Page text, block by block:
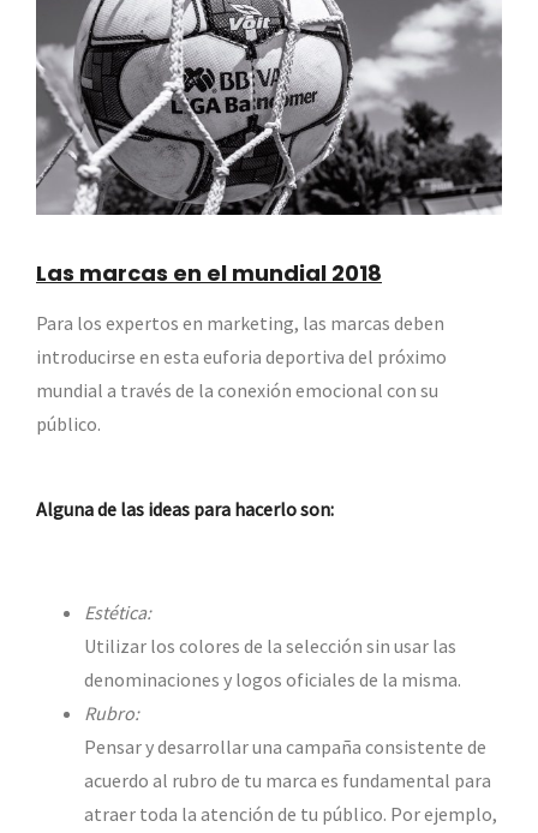
Las marcas en el mundial 2018
Para los expertos en marketing, las marcas deben
introducirse en esta euforia deportiva del próximo
mundial a través de la conexión emocional con su
público.
Alguna de las ideas para hacerlo son:
Estética:
Utilizar los colores de la selección sin usar las
denominaciones y logos oficiales de la misma.
Rubro:
Pensar y desarrollar una campaña consistente de
acuerdo al rubro de tu marca es fundamental para
atraer toda la atención de tu público. Por ejemplo,